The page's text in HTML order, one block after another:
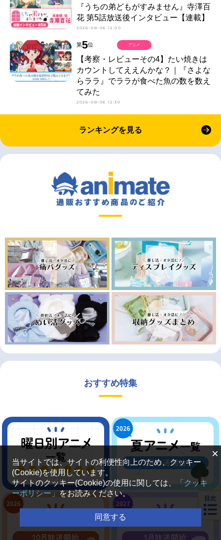
『うちの弟どもがすみません』寺澤百
花 第5話放送後インタビュー【連載】
2026-08-06 12:00
第5位
【考察・レビューその4】たい焼きは
カウントしてええんかな？｜『さよな
らララ』でララが食べた魚の数を数え
てみた
2026-08-06 12:30
アニメ
ランキングを見る
おすすめ特集
目次
×
当サイトでは、サイトの利便性向上のため、クッキー
(Cookie)を使用しています。
サイトのクッキー(Cookie)の使用に関しては、
「クッキ
ーポリシー」をお読みください。
同意する